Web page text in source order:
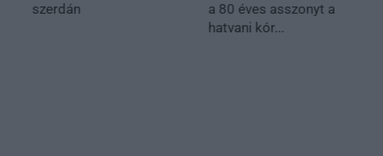
szerdán
a 80 éves asszonyt a
hatvani kór...